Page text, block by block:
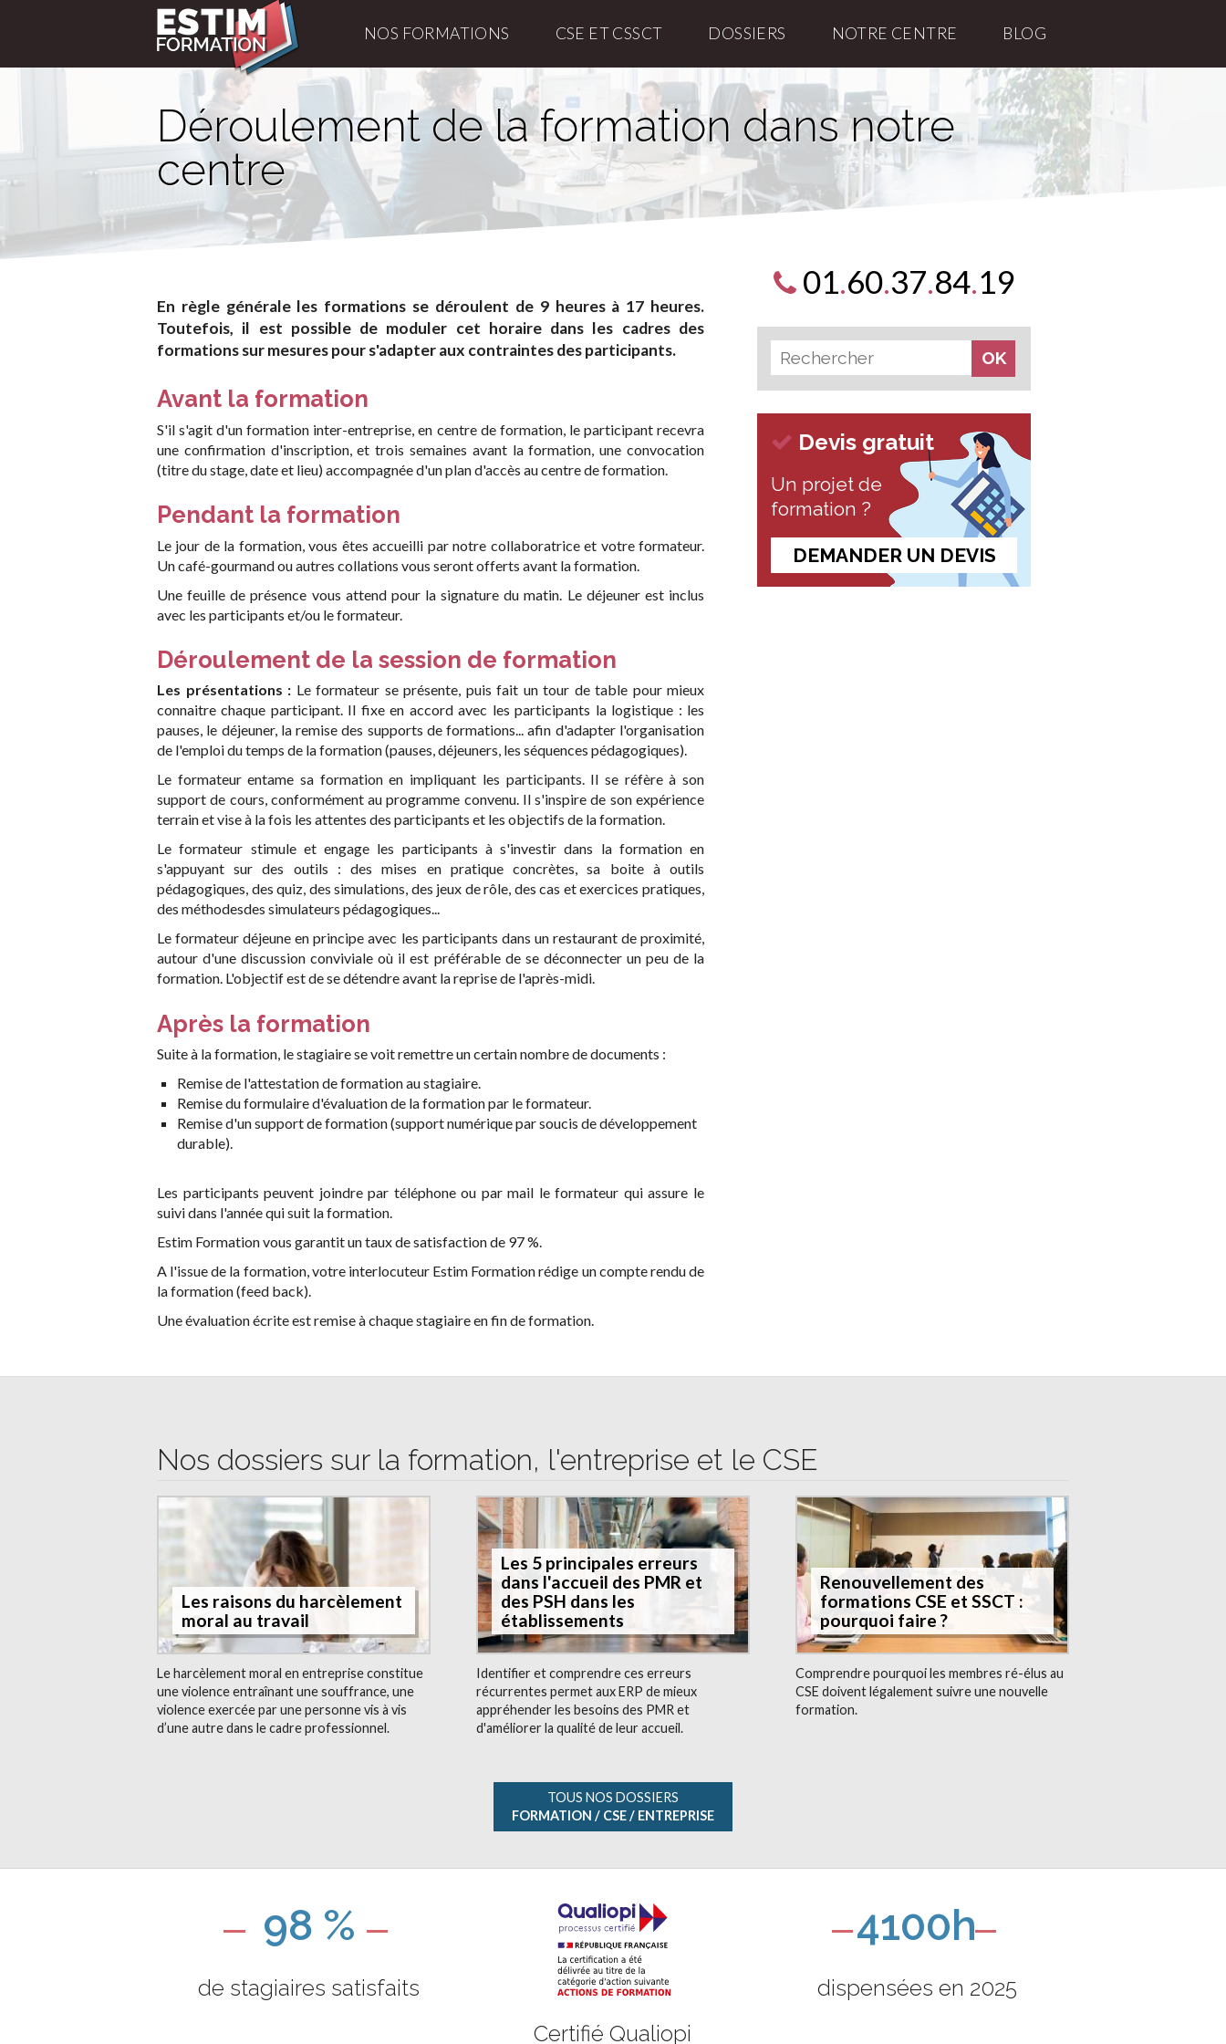
NOS FORMATIONS CSE ET CSSCT DOSSIERS NOTRE CENTRE BLOG
Déroulement de la formation dans notre
centre
En règle générale les formations se déroulent de 9 heures à 17 heures.
Toutefois, il est possible de moduler cet horaire dans les cadres des
formations sur mesures pour s'adapter aux contraintes des participants.
Avant la formation
S'il s'agit d'un formation inter-entreprise, en centre de formation, le participant recevra
une confirmation d'inscription, et trois semaines avant la formation, une convocation
(titre du stage, date et lieu) accompagnée d'un plan d'accès au centre de formation.
Pendant la formation
Le jour de la formation, vous êtes accueilli par notre collaboratrice et votre formateur.
Un café-gourmand ou autres collations vous seront offerts avant la formation.
Une feuille de présence vous attend pour la signature du matin. Le déjeuner est inclus
avec les participants et/ou le formateur.
Déroulement de la session de formation
Les présentations : Le formateur se présente, puis fait un tour de table pour mieux
connaitre chaque participant. Il fixe en accord avec les participants la logistique : les
pauses, le déjeuner, la remise des supports de formations... afin d'adapter l'organisation
de l'emploi du temps de la formation (pauses, déjeuners, les séquences pédagogiques).
Le formateur entame sa formation en impliquant les participants. Il se réfère à son
support de cours, conformément au programme convenu. Il s'inspire de son expérience
terrain et vise à la fois les attentes des participants et les objectifs de la formation.
Le formateur stimule et engage les participants à s'investir dans la formation en
s'appuyant sur des outils : des mises en pratique concrètes, sa boite à outils
pédagogiques, des quiz, des simulations, des jeux de rôle, des cas et exercices pratiques,
des méthodesdes simulateurs pédagogiques...
Le formateur déjeune en principe avec les participants dans un restaurant de proximité,
autour d'une discussion conviviale où il est préférable de se déconnecter un peu de la
formation. L'objectif est de se détendre avant la reprise de l'après-midi.
Après la formation
Suite à la formation, le stagiaire se voit remettre un certain nombre de documents :
Remise de l'attestation de formation au stagiaire.
Remise du formulaire d'évaluation de la formation par le formateur.
Remise d'un support de formation (support numérique par soucis de développement
durable).
Les participants peuvent joindre par téléphone ou par mail le formateur qui assure le
suivi dans l'année qui suit la formation.
Estim Formation vous garantit un taux de satisfaction de 97 %.
A l'issue de la formation, votre interlocuteur Estim Formation rédige un compte rendu de
la formation (feed back).
Une évaluation écrite est remise à chaque stagiaire en fin de formation.
01.60.37.84.19
Devis gratuit
Un projet de
formation ?
DEMANDER UN DEVIS
Nos dossiers sur la formation, l'entreprise et le CSE
Les raisons du harcèlement
moral au travail
Le harcèlement moral en entreprise constitue
une violence entraînant une souffrance, une
violence exercée par une personne vis à vis
d’une autre dans le cadre professionnel.
Les 5 principales erreurs
dans l'accueil des PMR et
des PSH dans les
établissements
Identifier et comprendre ces erreurs
récurrentes permet aux ERP de mieux
appréhender les besoins des PMR et
d'améliorer la qualité de leur accueil.
Renouvellement des
formations CSE et SSCT :
pourquoi faire ?
Comprendre pourquoi les membres ré-élus au
CSE doivent légalement suivre une nouvelle
formation.
TOUS NOS DOSSIERS
FORMATION / CSE / ENTREPRISE
98 %
de stagiaires satisfaits
Certifié Qualiopi
4100h
dispensées en 2025